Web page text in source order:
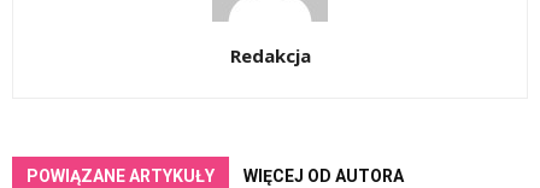
Redakcja
POWIĄZANE ARTYKUŁY WIĘCEJ OD AUTORA